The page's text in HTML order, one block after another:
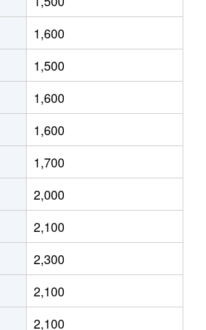
1,900万円 蒲生四丁目
2,000万円 蒲生四丁目
3,300万円 蒲生四丁目
1,100万円 蒲生四丁目
2,000万円 蒲生四丁目
3,300万円 蒲生四丁目
1,900万円 蒲生四丁目
3,000万円 蒲生四丁目
1,400万円 蒲生四丁目
1,600
1,500
1,600
1,600
1,700
2,000
2,100
2,300
2,100
2,100